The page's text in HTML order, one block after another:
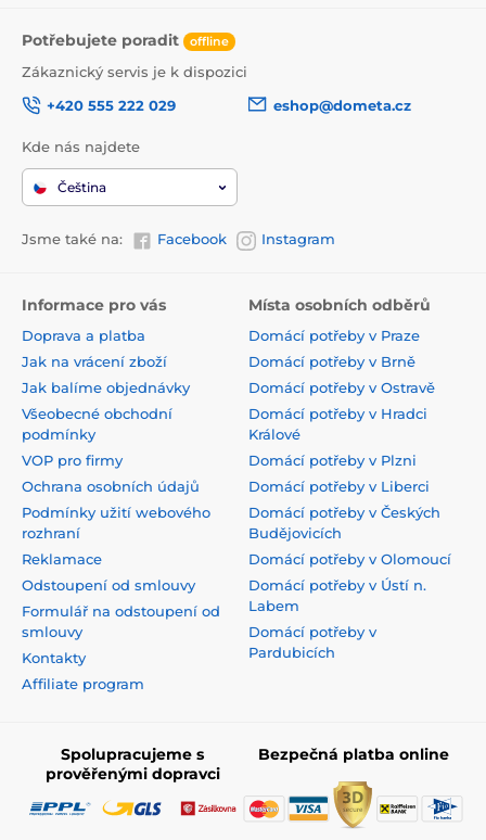
Potřebujete poradit offline
Zákaznický servis je k dispozici
+420 555 222 029
eshop@dometa.cz
Kde nás najdete
Čeština
Jsme také na: Facebook Instagram
Informace pro vás
Doprava a platba
Jak na vrácení zboží
Jak balíme objednávky
Všeobecné obchodní
podmínky
VOP pro firmy
Ochrana osobních údajů
Podmínky užití webového
rozhraní
Reklamace
Odstoupení od smlouvy
Formulář na odstoupení od
smlouvy
Kontakty
Affiliate program
Místa osobních odběrů
Domácí potřeby v Praze
Domácí potřeby v Brně
Domácí potřeby v Ostravě
Domácí potřeby v Hradci
Králové
Domácí potřeby v Plzni
Domácí potřeby v Liberci
Domácí potřeby v Českých
Budějovicích
Domácí potřeby v Olomoucí
Domácí potřeby v Ústí n.
Labem
Domácí potřeby v
Pardubicích
Spolupracujeme s
prověřenými dopravci
Bezpečná platba online